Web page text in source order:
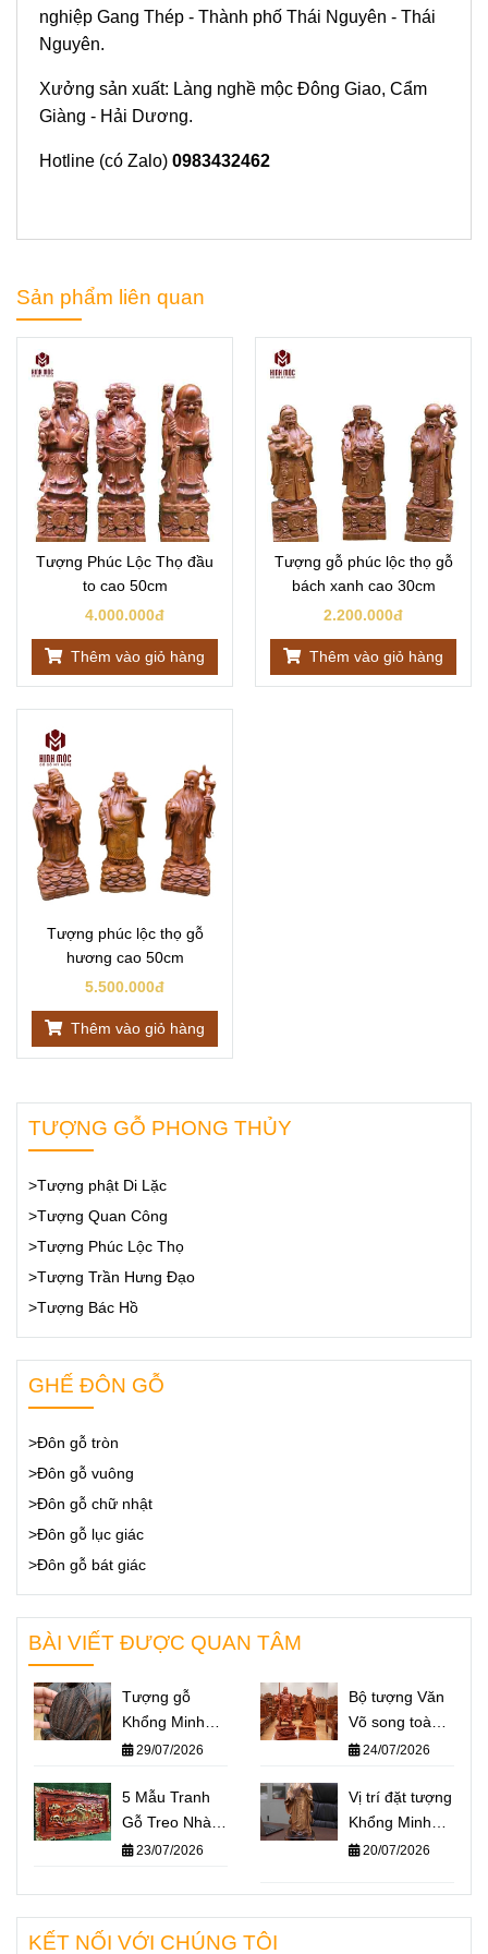
nghiệp Gang Thép - Thành phố Thái Nguyên - Thái
Nguyên.
Xưởng sản xuất: Làng nghề mộc Đông Giao, Cẩm
Giàng - Hải Dương.
Hotline (có Zalo) 0983432462
Sản phẩm liên quan
Tượng Phúc Lộc Thọ đầu
to cao 50cm
4.000.000đ
Thêm vào giỏ hàng
Tượng gỗ phúc lộc thọ gỗ
bách xanh cao 30cm
2.200.000đ
Thêm vào giỏ hàng
Tượng phúc lộc thọ gỗ
hương cao 50cm
5.500.000đ
Thêm vào giỏ hàng
TƯỢNG GỖ PHONG THỦY
>Tượng phật Di Lặc
>Tượng Quan Công
>Tượng Phúc Lộc Thọ
>Tượng Trần Hưng Đạo
>Tượng Bác Hồ
GHẾ ĐÔN GỖ
>Đôn gỗ tròn
>Đôn gỗ vuông
>Đôn gỗ chữ nhật
>Đôn gỗ lục giác
>Đôn gỗ bát giác
BÀI VIẾT ĐƯỢC QUAN TÂM
Tượng gỗ
Khổng Minh
giá bao nhiêu?
mẫu tượng
Khổng Minh
nổi bật nhất
29/07/2026
Bộ tượng Văn
Võ song toàn
Khổng Minh –
nghĩa và cách
đặt trên bàn
làm việc
24/07/2026
5 Mẫu Tranh
Gỗ Treo Nhà
Thờ Họ Ý
2026
23/07/2026
Vị trí đặt tượng
Khổng Minh
chuẩn phong
gian nào giúp
“quân sư” hỗ
20/07/2026
KẾT NỐI VỚI CHÚNG TÔI